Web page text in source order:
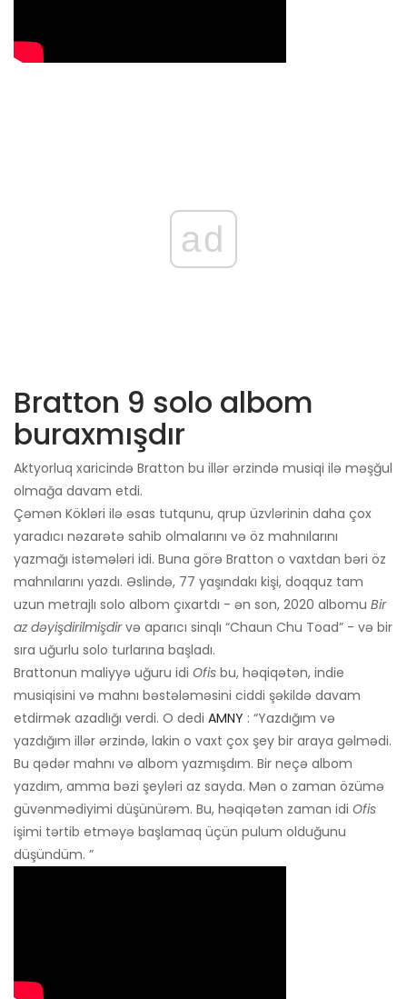
ad
Bratton 9 solo albom
buraxmışdır
Aktyorluq xaricində Bratton bu illər ərzində musiqi ilə məşğul
olmağa davam etdi.
Çəmən Kökləri ilə əsas tutqunu, qrup üzvlərinin daha çox
yaradıcı nəzarətə sahib olmalarını və öz mahnılarını
yazmağı istəmələri idi. Buna görə Bratton o vaxtdan bəri öz
mahnılarını yazdı. Əslində, 77 yaşındakı kişi, doqquz tam
uzun metrajlı solo albom çıxartdı - ən son, 2020 albomu Bir
az dəyişdirilmişdirvə aparıcı sinqlı “Chaun Chu Toad” - və bir
sıra uğurlu solo turlarına başladı.
Brattonun maliyyə uğuru idi Ofis bu, həqiqətən, indie
musiqisini və mahnı bəstələməsini ciddi şəkildə davam
etdirmək azadlığı verdi. O dedi AMNY : “Yazdığım və
yazdığım illər ərzində, lakin o vaxt çox şey bir araya gəlmədi.
Bu qədər mahnı və albom yazmışdım. Bir neçə albom
yazdım, amma bəzi şeyləri az sayda. Mən o zaman özümə
güvənmədiyimi düşünürəm. Bu, həqiqətən zaman idi Ofis
işimi tərtib etməyə başlamaq üçün pulum olduğunu
düşündüm. ”